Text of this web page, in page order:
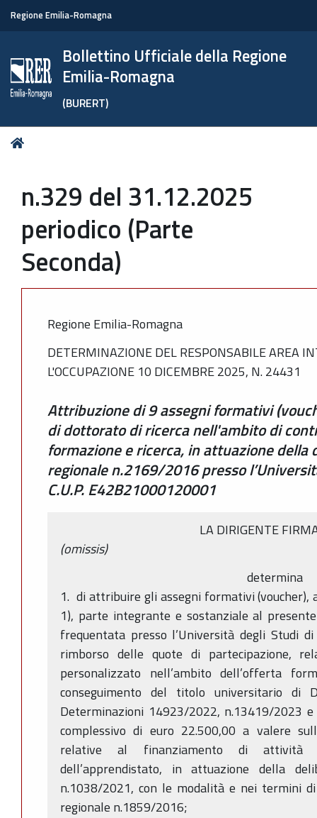
Regione Emilia-Romagna
Bollettino Ufficiale della Regione
Emilia-Romagna
(BURERT)
Tu
n.329 del 31.12.2025
periodico (Parte
Seconda)
Regione Emilia-Romagna
DETERMINAZIONE DEL RESPONSABILE AREA
L'OCCUPAZIONE 10 DICEMBRE 2025, N. 24431
Attribuzione di 9 assegni formativi
di dottorato di ricerca nell'ambito di
formazione e ricerca, in attuazione della
regionale n.2169/2016 presso
C.U.P. E42B21000120001
LA DIRIGENTE
(omissis)
determina
1. di attribuire gli assegni formativi (voucher),
1), parte integrante e sostanziale al
frequentata presso l’Università degli Studi
rimborso delle quote di partecipazione,
personalizzato nell’ambito dell’offerta
conseguimento del titolo universitario di
Determinazioni 14923/2022, n.13419/2023
complessivo di euro 22.500,00 a valere
relative al finanziamento di attività
dell’apprendistato, in attuazione della
n.1038/2021, con le modalità e nei termini
regionale n.1859/2016;